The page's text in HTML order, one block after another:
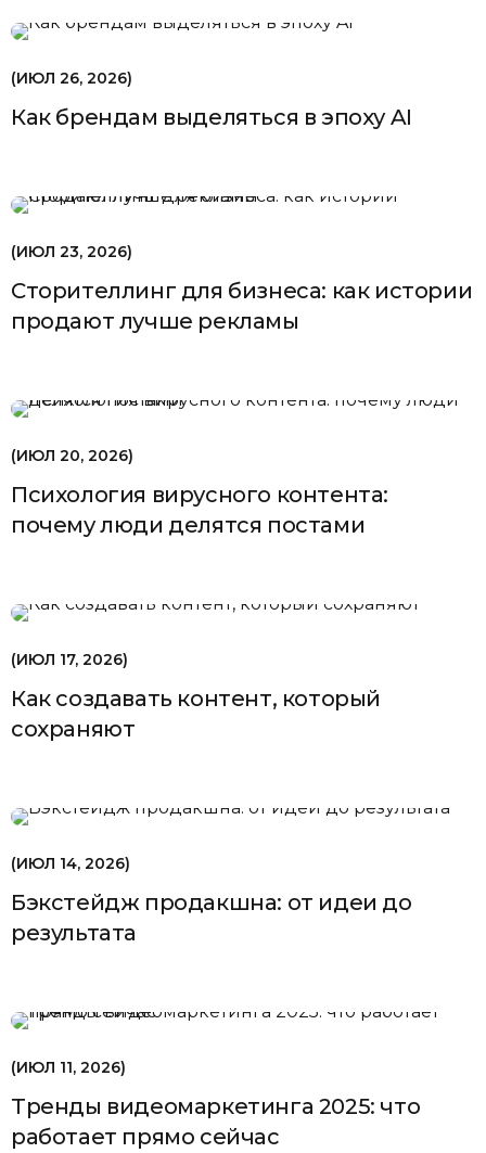
ИЮЛ 26, 2026
Как брендам выделяться в эпоху AI
ИЮЛ 23, 2026
Сторителлинг для бизнеса: как истории
продают лучше рекламы
ИЮЛ 20, 2026
Психология вирусного контента:
почему люди делятся постами
ИЮЛ 17, 2026
Как создавать контент, который
сохраняют
ИЮЛ 14, 2026
Бэкстейдж продакшна: от идеи до
результата
ИЮЛ 11, 2026
Тренды видеомаркетинга 2025: что
работает прямо сейчас